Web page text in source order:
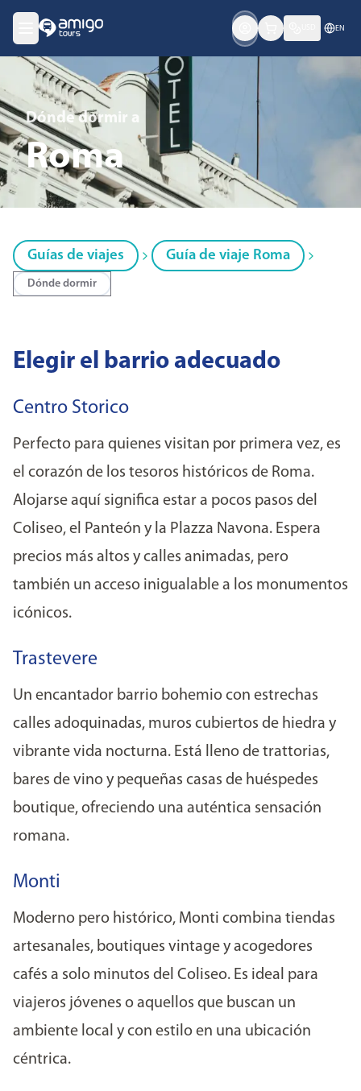
EN
Dónde dormir a
Roma
Guías de viajes Guía de viaje Roma
Dónde dormir
Elegir el barrio adecuado
Centro Storico
Perfecto para quienes visitan por primera vez, es
el corazón de los tesoros históricos de Roma.
Alojarse aquí significa estar a pocos pasos del
Coliseo, el Panteón y la Plazza Navona. Espera
precios más altos y calles animadas, pero
también un acceso inigualable a los monumentos
icónicos.
Trastevere
Un encantador barrio bohemio con estrechas
calles adoquinadas, muros cubiertos de hiedra y
vibrante vida nocturna. Está lleno de trattorias,
bares de vino y pequeñas casas de huéspedes
boutique, ofreciendo una auténtica sensación
romana.
Monti
Moderno pero histórico, Monti combina tiendas
artesanales, boutiques vintage y acogedores
cafés a solo minutos del Coliseo. Es ideal para
viajeros jóvenes o aquellos que buscan un
ambiente local y con estilo en una ubicación
céntrica.